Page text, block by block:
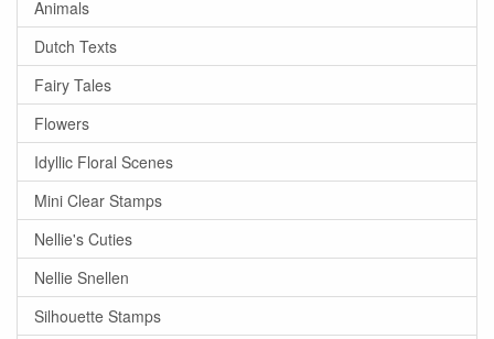
Animals
Dutch Texts
Fairy Tales
Flowers
Idyllic Floral Scenes
Mini Clear Stamps
Nellie's Cuties
Nellie Snellen
Silhouette Stamps